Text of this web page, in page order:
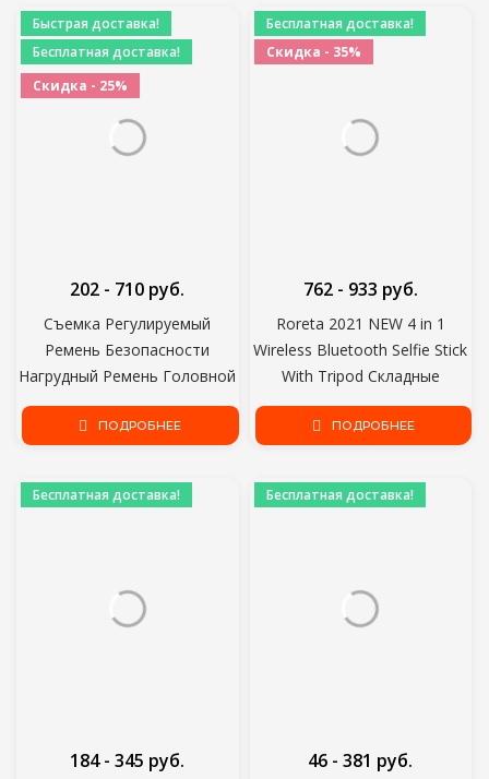
Быстрая доставка!
Бесплатная доставка!
Скидка - 25%
Съемка Регулируемый
Ремень Безопасности
Нагрудный Ремень Головной
Ремень Ремень для GoPro
Hero 9 8 7 5 Черный Xiaomi Yi
Аксессуар
202 - 710 руб.
ПОДРОБНЕЕ
Бесплатная доставка!
Скидка - 35%
Roreta 2021 NEW 4 in 1
Wireless Bluetooth Selfie Stick
With Tripod Складные
моноподы универсальный
для смартфона Hot
762 - 933 руб.
ПОДРОБНЕЕ
Бесплатная доставка!
184 - 345 руб.
Бесплатная доставка!
46 - 381 руб.